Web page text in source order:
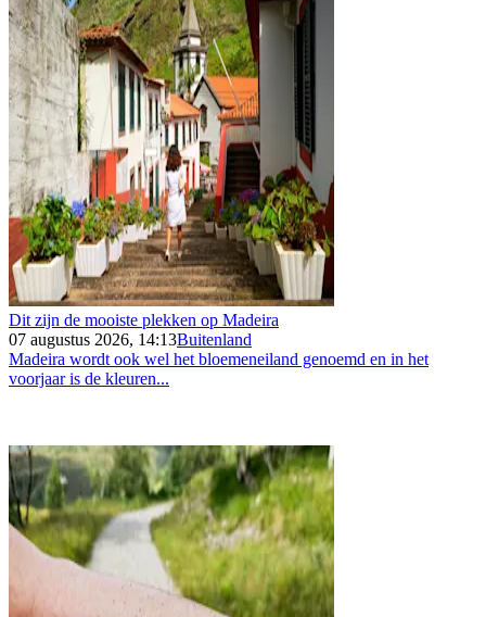
Dit zijn de mooiste plekken op Madeira
07 augustus 2026, 14:13Buitenland
Madeira wordt ook wel het bloemeneiland genoemd en in het
voorjaar is de kleuren...